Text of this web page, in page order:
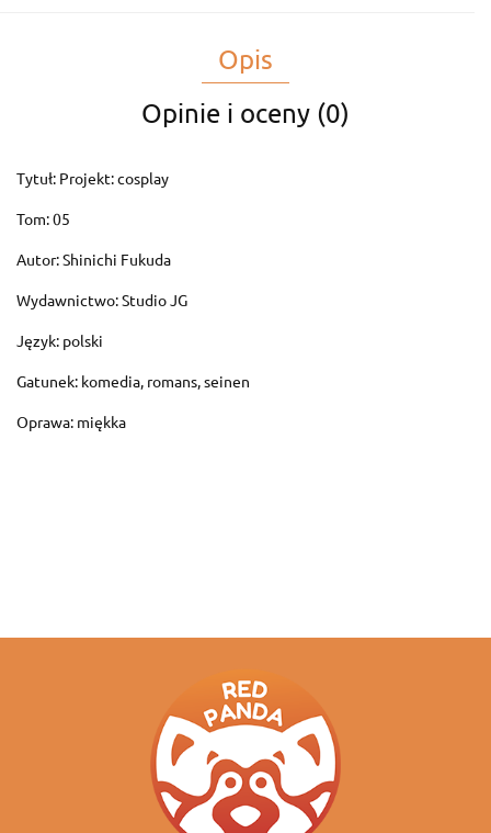
Opis
Opinie i oceny (0)
Tytuł: Projekt: cosplay
Tom: 05
Autor: Shinichi Fukuda
Wydawnictwo: Studio JG
Język: polski
Gatunek: komedia, romans, seinen
Oprawa: miękka